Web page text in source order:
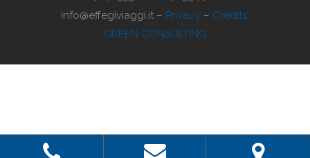
info@effegiviaggi.it – Privacy – Credits:
GREEN CONSULTING